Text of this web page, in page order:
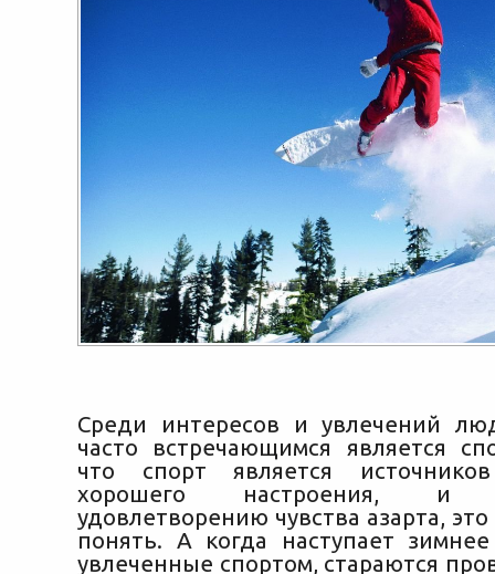
Среди интересов и увлечений
часто встречающимся является
что спорт является
хорошего настроения, и
удовлетворению чувства азарта,
понять. А когда наступает
увлеченные спортом, стараются